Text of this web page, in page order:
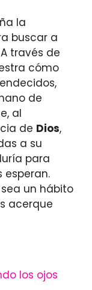
la
buscar a
través de
cómo
de
al
de Dios,
a su
para
esperan.
un hábito
acerque
los ojos